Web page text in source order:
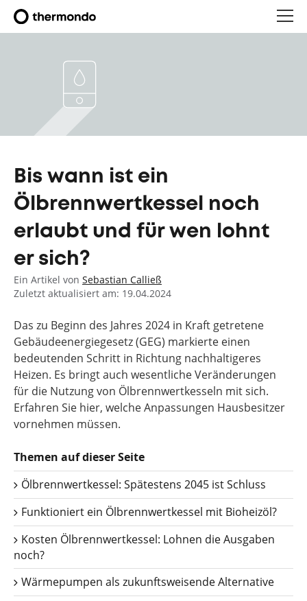
Bis wann ist ein
Ölbrennwertkessel noch
erlaubt und für wen lohnt
er sich?
Ein Artikel von Sebastian Calließ
Zuletzt aktualisiert am: 19.04.2024
Das zu Beginn des Jahres 2024 in Kraft getretene
Gebäudeenergiegesetz (GEG) markierte einen
bedeutenden Schritt in Richtung nachhaltigeres
Heizen. Es bringt auch wesentliche Veränderungen
für die Nutzung von Ölbrennwertkesseln mit sich.
Erfahren Sie hier, welche Anpassungen Hausbesitzer
vornehmen müssen.
Themen auf dieser Seite
Ölbrennwertkessel: Spätestens 2045 ist Schluss
Funktioniert ein Ölbrennwertkessel mit Bioheizöl?
Kosten Ölbrennwertkessel: Lohnen die Ausgaben
noch?
Wärmepumpen als zukunftsweisende Alternative